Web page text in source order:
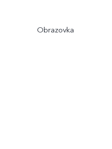
Obrazovka